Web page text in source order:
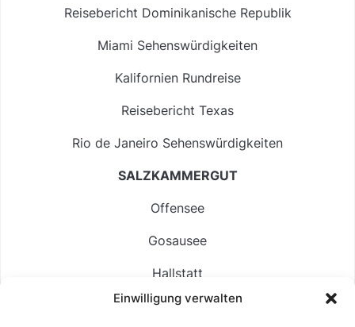
Einwilligung verwalten
Reisebericht Dominikanische Republik
Miami Sehenswürdigkeiten
Kalifornien Rundreise
Reisebericht Texas
Rio de Janeiro Sehenswürdigkeiten
SALZKAMMERGUT
Offensee
Gosausee
Hallstatt
Langbathsee